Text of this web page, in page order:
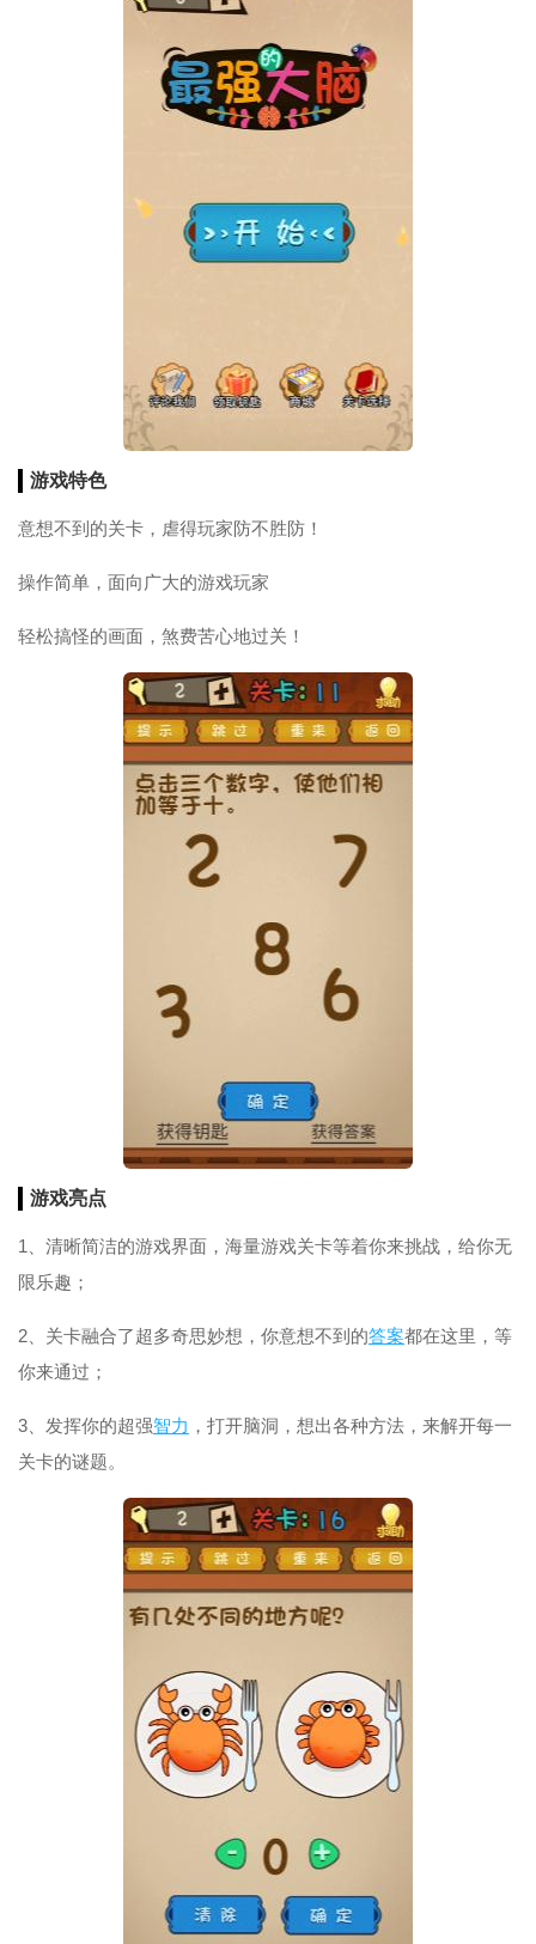
游戏特色
意想不到的关卡，虐得玩家防不胜防！
操作简单，面向广大的游戏玩家
轻松搞怪的画面，煞费苦心地过关！
游戏亮点
1、清晰简洁的游戏界面，海量游戏关卡等着你来挑战，给你无
限乐趣；
2、关卡融合了超多奇思妙想，你意想不到的答案都在这里，等
你来通过；
3、发挥你的超强智力 ，打开脑洞，想出各种方法，来解开每一
关卡的谜题。